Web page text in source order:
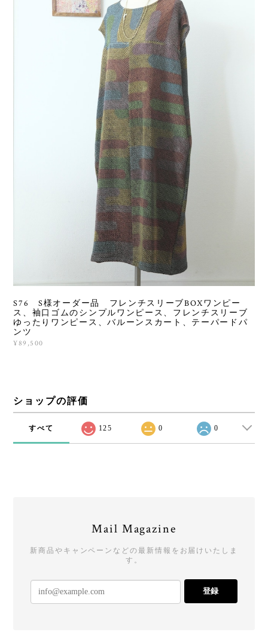
S76 S様オーダー品 フレンチスリーブBOXワンピー
ス、袖口ゴムのシンプルワンピース、フレンチスリーブ
ゆったりワンピース、バルーンスカート、テーパードパ
ンツ
¥89,500
ショップの評価
すべて 125 0 0
Mail Magazine
新商品やキャンペーンなどの最新情報をお届けいたしま
す。
登録